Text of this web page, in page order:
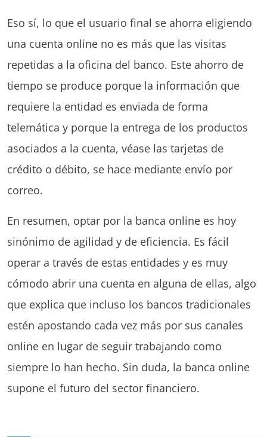
Eso sí, lo que el usuario final se ahorra eligiendo
una cuenta online no es más que las visitas
repetidas a la oficina del banco. Este ahorro de
tiempo se produce porque la información que
requiere la entidad es enviada de forma
telemática y porque la entrega de los productos
asociados a la cuenta, véase las tarjetas de
crédito o débito, se hace mediante envío por
correo.
En resumen, optar por la banca online es hoy
sinónimo de agilidad y de eficiencia. Es fácil
operar a través de estas entidades y es muy
cómodo abrir una cuenta en alguna de ellas, algo
que explica que incluso los bancos tradicionales
estén apostando cada vez más por sus canales
online en lugar de seguir trabajando como
siempre lo han hecho. Sin duda, la banca online
supone el futuro del sector financiero.